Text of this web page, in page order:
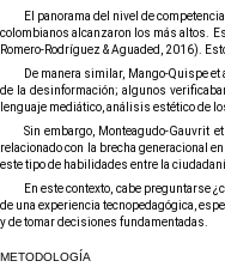
El panorama del nivel de
colombianos alcanzaron los más altos.
Romero-Rodríguez & Aguaded, 2016).
De manera similar, Mango-Quispe
de la desinformación; algunos
lenguaje mediático, análisis estético de
Sin embargo, Monteagudo-Gauvrit
relacionado con la brecha generacional
este tipo de habilidades entre la
En este contexto, cabe preguntarse
de una experiencia tecnopedagógica,
y de tomar decisiones fundamentadas.
METODOLOGÍA